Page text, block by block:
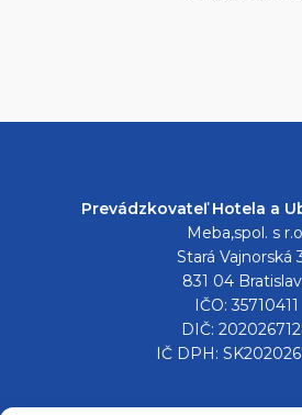
Prevádzkovateľ Hotela a
Meba,spol. s
Stará Vajnorská
831 04
IČO: 35710411
DIČ:
IČ DPH: